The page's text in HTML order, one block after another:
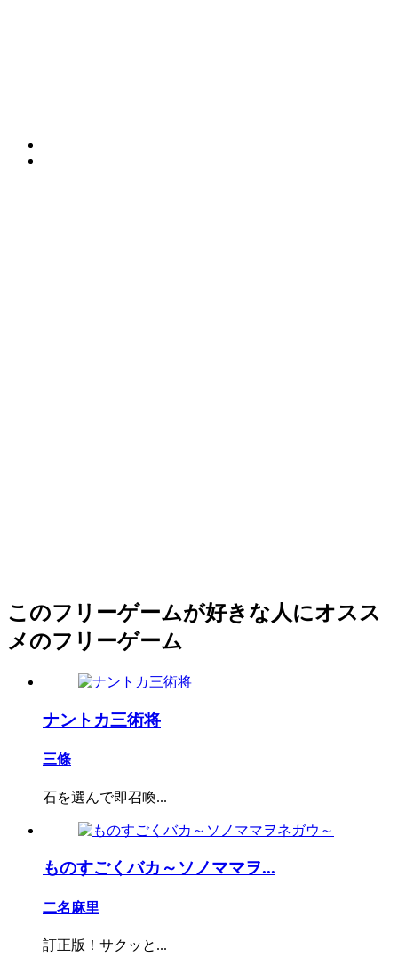
このフリーゲームが好きな人にオスス
メのフリーゲーム
ナントカ三術将
三條
石を選んで即召喚...
ものすごくバカ～ソノママヲ...
二名麻里
訂正版！サクッと...